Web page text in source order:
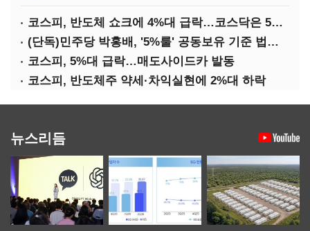
코스피, 반도체 쇼크에 4%대 급락…코스닥은 5거래일째 상승
(단독)민주당 박홍배, '5%룰' 공동보유 기준 법제화 추진
코스피, 5%대 급락…매도사이드카 발동
코스피, 반도체주 약세·차익실현에 2%대 하락
뉴스리듬